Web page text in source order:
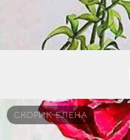
СКОРИК ЕЛЕНА